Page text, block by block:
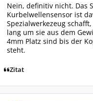
Nein, definitiv nicht. Das
Kurbelwellensensor ist
Spezialwerkezeug
lang um sie aus dem
4mm Platz sind bis der
steht.
Zitat